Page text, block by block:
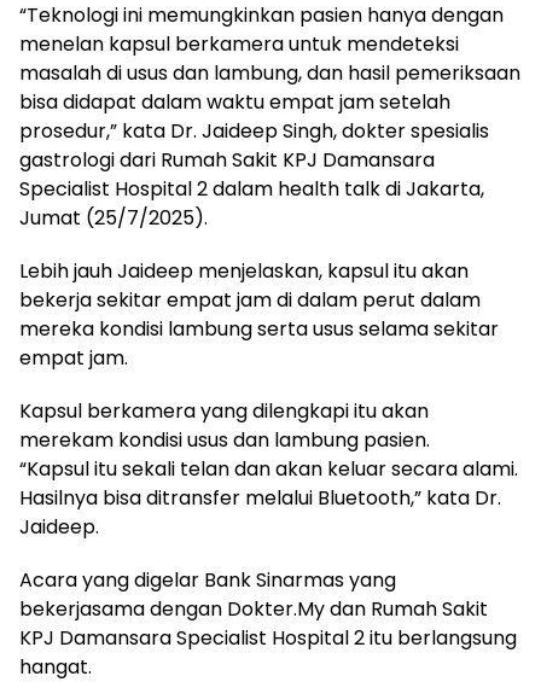
“Teknologi ini memungkinkan pasien hanya dengan
menelan kapsul berkamera untuk mendeteksi
masalah di usus dan lambung, dan hasil pemeriksaan
bisa didapat dalam waktu empat jam setelah
prosedur,” kata Dr. Jaideep Singh, dokter spesialis
gastrologi dari Rumah Sakit KPJ Damansara
Specialist Hospital 2 dalam health talk di Jakarta,
Jumat (25/7/2025).
Lebih jauh Jaideep menjelaskan, kapsul itu akan
bekerja sekitar empat jam di dalam perut dalam
mereka kondisi lambung serta usus selama sekitar
empat jam.
Kapsul berkamera yang dilengkapi itu akan
merekam kondisi usus dan lambung pasien.
“Kapsul itu sekali telan dan akan keluar secara alami.
Hasilnya bisa ditransfer melalui Bluetooth,” kata Dr.
Jaideep.
Acara yang digelar Bank Sinarmas yang
bekerjasama dengan Dokter.My dan Rumah Sakit
KPJ Damansara Specialist Hospital 2 itu berlangsung
hangat.